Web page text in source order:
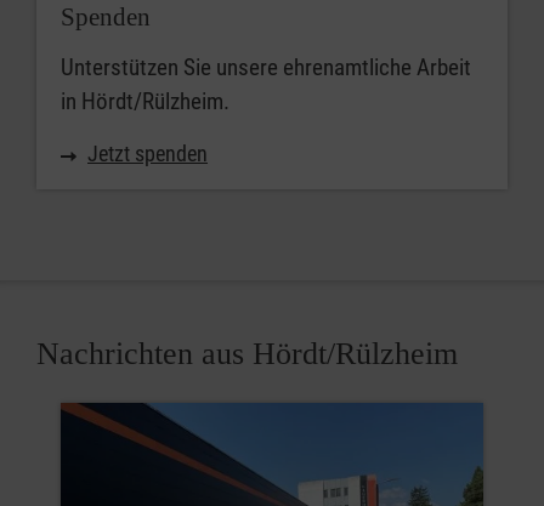
Spenden
Unterstützen Sie unsere ehrenamtliche Arbeit
in Hördt/Rülzheim.
Jetzt spenden
Nachrichten aus Hördt/Rülzheim